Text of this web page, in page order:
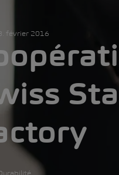
février 2016